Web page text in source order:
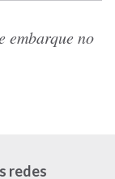
embarque no
redes